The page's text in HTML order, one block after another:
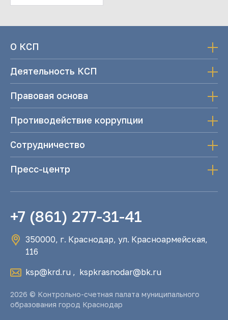
О КСП
Деятельность КСП
Правовая основа
Противодействие коррупции
Сотрудничество
Пресс-центр
+7 (861) 277-31-41
350000, г. Краснодар, ул. Красноармейская,
116
ksp@krd.ru , kspkrasnodar@bk.ru
2026 © Контрольно-счетная палата муниципального
образования город Краснодар